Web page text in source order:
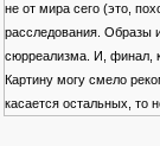
не от мира сего (это,
расследования. Образы
сюрреализма. И, финал,
Картину могу смело
касается остальных, то